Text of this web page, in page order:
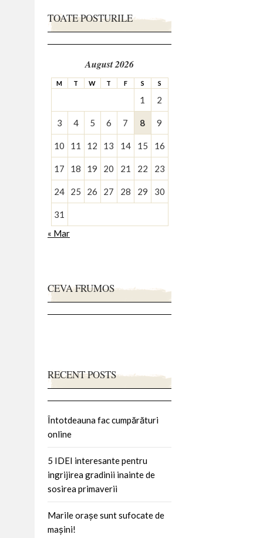
TOATE POSTURILE
August 2026
M T W T F S S
1 2
3 4 5 6 7 8 9
10 11 12 13 14 15 16
17 18 19 20 21 22 23
24 25 26 27 28 29 30
31
« Mar
CEVA FRUMOS
RECENT POSTS
Întotdeauna fac cumpărături
online
5 IDEI interesante pentru
ingrijirea gradinii inainte de
sosirea primaverii
Marile orașe sunt sufocate de
mașini!